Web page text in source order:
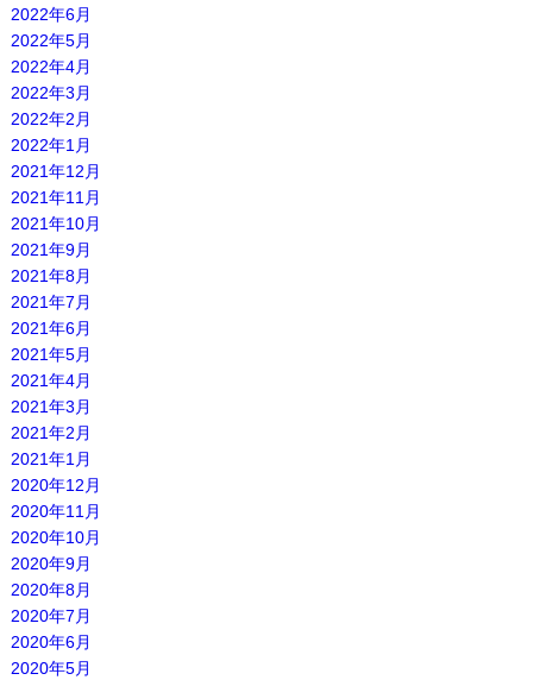
2022年6月
2022年5月
2022年4月
2022年3月
2022年2月
2022年1月
2021年12月
2021年11月
2021年10月
2021年9月
2021年8月
2021年7月
2021年6月
2021年5月
2021年4月
2021年3月
2021年2月
2021年1月
2020年12月
2020年11月
2020年10月
2020年9月
2020年8月
2020年7月
2020年6月
2020年5月